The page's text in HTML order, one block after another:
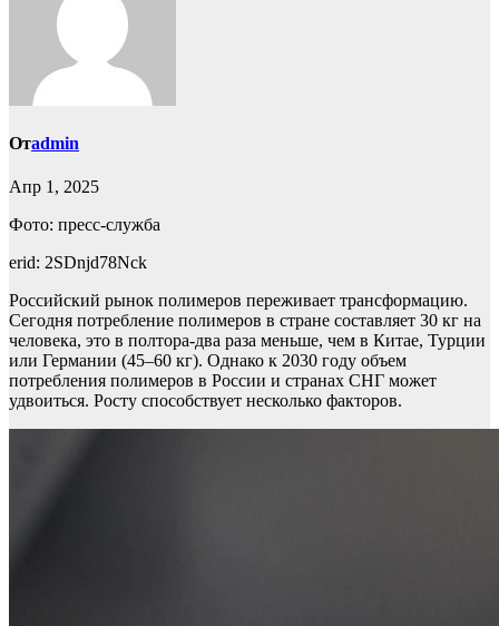
Отadmin
Апр 1, 2025
Фото: пресс-служба
erid: 2SDnjd78Nck
Российский рынок полимеров переживает трансформацию.
Сегодня потребление полимеров в стране составляет 30 кг на
человека, это в полтора-два раза меньше, чем в Китае, Турции
или Германии (45–60 кг). Однако к 2030 году объем
потребления полимеров в России и странах СНГ может
удвоиться. Росту способствует несколько факторов.